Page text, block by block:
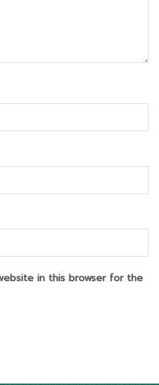
in this browser for the